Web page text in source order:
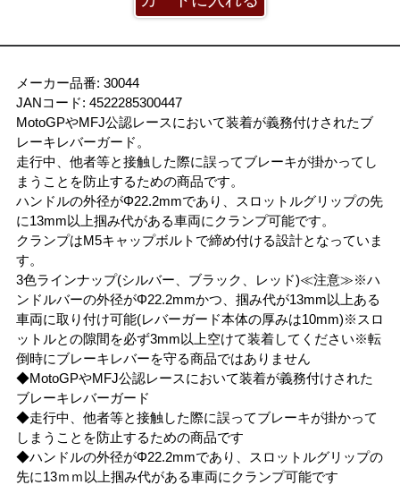
メーカー品番: 30044
JANコード: 4522285300447
MotoGPやMFJ公認レースにおいて装着が義務付けされたブ
レーキレバーガード。
走行中、他者等と接触した際に誤ってブレーキが掛かってし
まうことを防止するための商品です。
ハンドルの外径がΦ22.2mmであり、スロットルグリップの先
に13mm以上掴み代がある車両にクランプ可能です。
クランプはM5キャップボルトで締め付ける設計となっていま
す。
3色ラインナップ(シルバー、ブラック、レッド)≪注意≫※ハ
ンドルバーの外径がΦ22.2mmかつ、掴み代が13mm以上ある
車両に取り付け可能(レバーガード本体の厚みは10mm)※スロ
ットルとの隙間を必ず3mm以上空けて装着してください※転
倒時にブレーキレバーを守る商品ではありません
◆MotoGPやMFJ公認レースにおいて装着が義務付けされた
ブレーキレバーガード
◆走行中、他者等と接触した際に誤ってブレーキが掛かって
しまうことを防止するための商品です
◆ハンドルの外径がΦ22.2mmであり、スロットルグリップの
先に13ｍｍ以上掴み代がある車両にクランプ可能です